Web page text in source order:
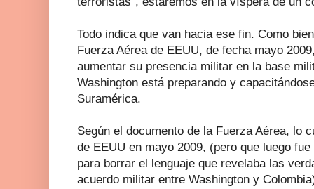
Todo indica que van hacia ese fin. Como
Fuerza Aérea de EEUU, de fecha mayo
aumentar su presencia militar en la base
Washington está preparando y
Suramérica.
Según el documento de la Fuerza Aérea, lo
de EEUU en mayo 2009, (pero que luego
para borrar el lenguaje que revelaba las
acuerdo militar entre Washington y